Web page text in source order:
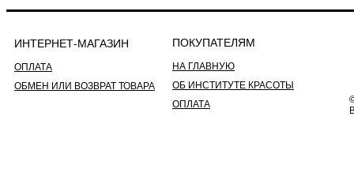
ИНТЕРНЕТ-МАГАЗИН
ОПЛАТА
ОБМЕН ИЛИ ВОЗВРАТ ТОВАРА
ПОКУПАТЕЛЯМ
НА ГЛАВНУЮ
ОБ ИНСТИТУТЕ КРАСОТЫ
ОПЛАТА